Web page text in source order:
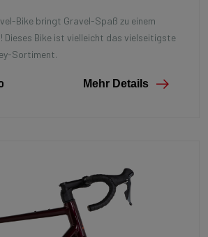
Bike bringt Gravel-Spaß zu einem
Dieses Bike ist vielleicht das vielseitigste
Sortiment.
Mehr Details